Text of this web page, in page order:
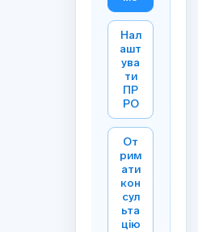
Нал
ашт
ува
ти
ПР
РО
От
рим
ати
кон
сул
ьта
цію